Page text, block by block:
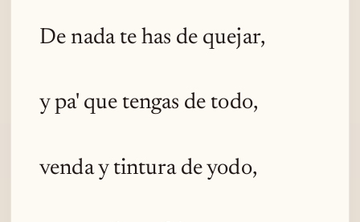
De nada te has de quejar,
y pa' que tengas de todo,
venda y tintura de yodo,